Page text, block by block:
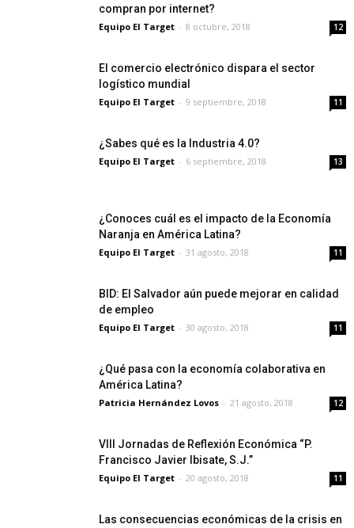
compran por internet?
Equipo El Target - 8 octubre, 2018 12
El comercio electrónico dispara el sector
logístico mundial
Equipo El Target - 9 septiembre, 2018 11
¿Sabes qué es la Industria 4.0?
Equipo El Target - 6 septiembre, 2018 13
¿Conoces cuál es el impacto de la Economía
Naranja en América Latina?
Equipo El Target - 31 agosto, 2018 11
BID: El Salvador aún puede mejorar en calidad
de empleo
Equipo El Target - 30 agosto, 2018 11
¿Qué pasa con la economía colaborativa en
América Latina?
Patricia Hernández Lovos - 21 agosto, 2018 12
VIII Jornadas de Reflexión Económica “P.
Francisco Javier Ibisate, S.J.”
Equipo El Target - 20 agosto, 2018 11
Las consecuencias económicas de la crisis en